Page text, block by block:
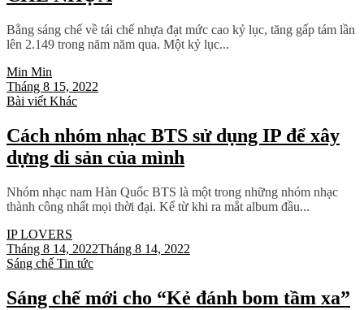
Bằng sáng chế về tái chế nhựa đạt mức cao kỷ lục, tăng gấp tám lần
lên 2.149 trong năm năm qua. Một kỷ lục...
Min Min
Tháng 8 15, 2022
Bài viết Khác
Cách nhóm nhạc BTS sử dụng IP để xây
dựng di sản của mình
Nhóm nhạc nam Hàn Quốc BTS là một trong những nhóm nhạc
thành công nhất mọi thời đại. Kể từ khi ra mắt album đầu...
IP LOVERS
Tháng 8 14, 2022Tháng 8 14, 2022
Sáng chế Tin tức
Sáng chế mới cho “Kẻ đánh bom tầm xa”